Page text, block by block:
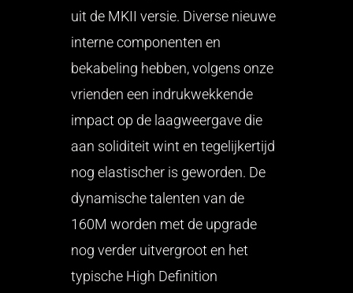
uit de MKII versie. Diverse nieuwe
interne componenten en
bekabeling hebben, volgens onze
vrienden een indrukwekkende
impact op de laagweergave die
aan soliditeit wint en tegelijkertijd
nog elastischer is geworden. De
dynamische talenten van de
160M worden met de upgrade
nog verder uitvergroot en het
typische High Definition